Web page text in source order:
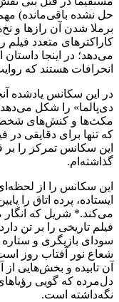
حل نشده باقی‌مانده)
برملا شدن آن رازها و
کاراکترهای متعدد فیلم
می‌دهد؛ در اینجا
انحرافات هستند که
در این سکانس یادشده
دی‌پالما» را شکل می‌دهد
مکث‌ها و کنش‌های
که تنها برای دقایقی
این سکانس تمرکز را
گذاشته‌ام.
این سکانس را از
ایستاده، پرده اتاق را
می‌کند.* شریل که
فیلم تاریخی را بر تن
سودای بازیگری و ستاره
شعاع نور آفتاب روز
آن تابیده و بخش‌هایی
دل‌مرده که گویی
نگه‌داشته است.